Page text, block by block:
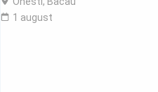
1 august